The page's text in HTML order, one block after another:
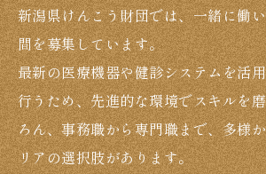
新潟県けんこう財団では、一緒に働
間を募集しています。
最新の医療機器や健診システムを活
行うため、先進的な環境でスキルを
ろん、事務職から専門職まで、多様
リアの選択肢があります。